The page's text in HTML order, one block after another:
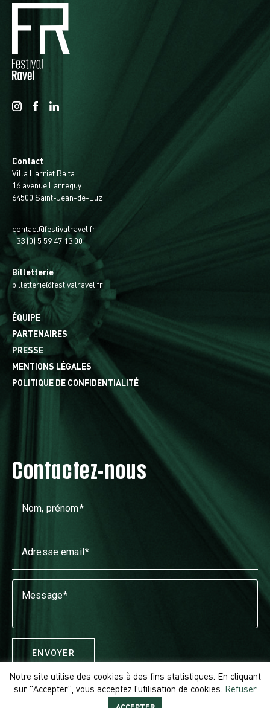
Contact
Villa Harriet Baita
16 avenue Larreguy
64500 Saint-Jean-de-Luz
contact@festivalravel.fr
+33 (0) 5 59 47 13 00
Billetterie
billetterie@festivalravel.fr
ÉQUIPE
PARTENAIRES
PRESSE
MENTIONS LÉGALES
POLITIQUE DE CONFIDENTIALITÉ
Contactez-nous
Nom, prénom
Adresse email
Message
ENVOYER
Notre site utilise des cookies à des fins statistiques. En cliquant
sur "Accepter", vous acceptez l’utilisation de cookies. Refuser